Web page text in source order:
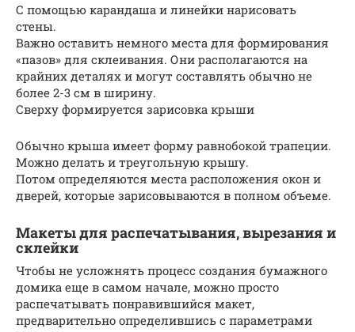
С помощью карандаша и линейки нарисовать
стены.
Важно оставить немного места для формирования
«пазов» для склеивания. Они располагаются на
крайних деталях и могут составлять обычно не
более 2-3 см в ширину.
Сверху формируется зарисовка крыши
Обычно крыша имеет форму равнобокой трапеции.
Можно делать и треугольную крышу.
Потом определяются места расположения окон и
дверей, которые зарисовываются в полном объеме.
Макеты для распечатывания, вырезания и
склейки
Чтобы не усложнять процесс создания бумажного
домика еще в самом начале, можно просто
распечатывать понравившийся макет,
предварительно определившись с параметрами